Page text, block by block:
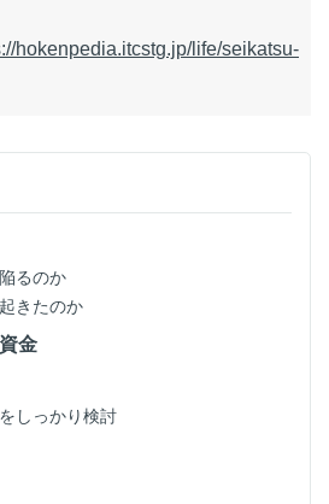
hokenpedia.itcstg.jp/life/seikatsu-
るのか
きたのか
金
しっかり検討